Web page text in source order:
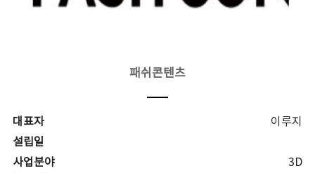
패쉬콘텐츠
대표자
이루지
설립일
사업분야
3D